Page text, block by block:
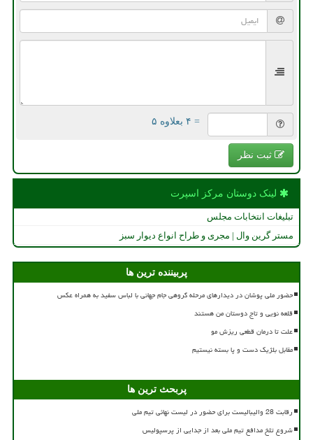
= ۴ بعلاوه ۵
ثبت نظر
لینک دوستان مركز اسپرت
تبلیغات انتخابات مجلس
مستر گرین وال | مجری و طراح انواع دیوار سبز
پربیننده ترین ها
حضور ملی پوشان در دیدارهای مرحله گروهی جام جهانی با لباس سفید به همراه عکس
قلعه نویی و تاج دوستان من هستند
علت تا درمان قطعی ریزش مو
مقابل بلژیک دست و پا بسته نیستیم
پربحث ترین ها
رقابت 28 والیبالیست برای حضور در لیست نهائی تیم ملی
شروع تلخ مدافع تیم ملی بعد از جدایی از پرسپولیس